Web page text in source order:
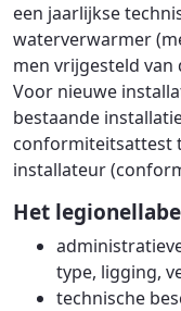
een jaarlijkse
waterverwarmer
men vrijgesteld van
Voor nieuwe
bestaande
conformiteitsattest
installateur
Het
type, ligging,
technische